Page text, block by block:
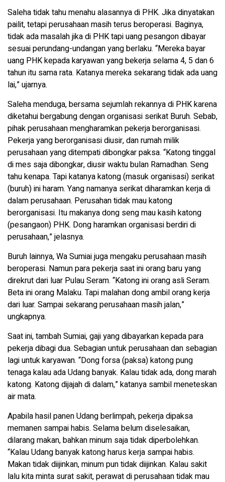
Saleha tidak tahu menahu alasannya di PHK. Jika dinyatakan
pailit, tetapi perusahaan masih terus beroperasi. Baginya,
tidak ada masalah jika di PHK tapi uang pesangon dibayar
sesuai perundang-undangan yang berlaku. “Mereka bayar
uang PHK kepada karyawan yang bekerja selama 4, 5 dan 6
tahun itu sama rata. Katanya mereka sekarang tidak ada uang
lai,” ujarnya.
Saleha menduga, bersama sejumlah rekannya di PHK karena
diketahui bergabung dengan organisasi serikat Buruh. Sebab,
pihak perusahaan mengharamkan pekerja berorganisasi.
Pekerja yang berorganisasi diusir, dan rumah milik
perusahaan yang ditempati dibongkar paksa. “Katong tinggal
di mes saja dibongkar, diusir waktu bulan Ramadhan. Seng
tahu kenapa. Tapi katanya katong (masuk organisasi) serikat
(buruh) ini haram. Yang namanya serikat diharamkan kerja di
dalam perusahaan. Perusahan tidak mau katong
berorganisasi. Itu makanya dong seng mau kasih katong
(pesangaon) PHK. Dong haramkan organisasi berdiri di
perusahaan,” jelasnya.
Buruh lainnya, Wa Sumiai juga mengaku perusahaan masih
beroperasi. Namun para pekerja saat ini orang baru yang
direkrut dari luar Pulau Seram. “Katong ini orang asli Seram.
Beta ini orang Malaku. Tapi malahan dong ambil orang kerja
dari luar. Sampai sekarang perusahaan masih jalan,”
ungkapnya.
Saat ini, tambah Sumiai, gaji yang dibayarkan kepada para
pekerja dibagi dua. Sebagian untuk perusahaan dan sebagian
lagi untuk karyawan. “Dong forsa (paksa) katong pung
tenaga kalau ada Udang banyak. Kalau tidak ada, dong marah
katong. Katong dijajah di dalam,” katanya sambil meneteskan
air mata.
Apabila hasil panen Udang berlimpah, pekerja dipaksa
memanen sampai habis. Selama belum diselesaikan,
dilarang makan, bahkan minum saja tidak diperbolehkan.
“Kalau Udang banyak katong harus kerja sampai habis.
Makan tidak diijinkan, minum pun tidak diijinkan. Kalau sakit
lalu kita minta surat sakit, perawat di perusahaan tidak mau